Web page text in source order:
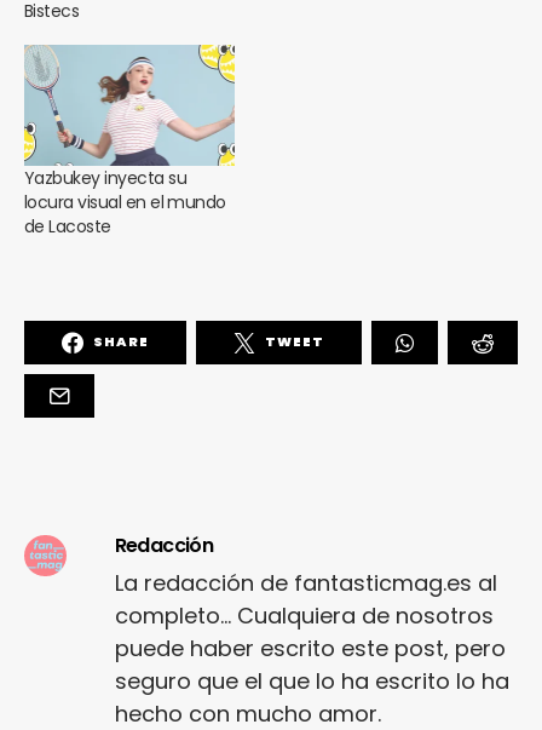
Bistecs
Yazbukey inyecta su
locura visual en el mundo
de Lacoste
SHARE TWEET
Redacción
La redacción de fantasticmag.es al
completo... Cualquiera de nosotros
puede haber escrito este post, pero
seguro que el que lo ha escrito lo ha
hecho con mucho amor.